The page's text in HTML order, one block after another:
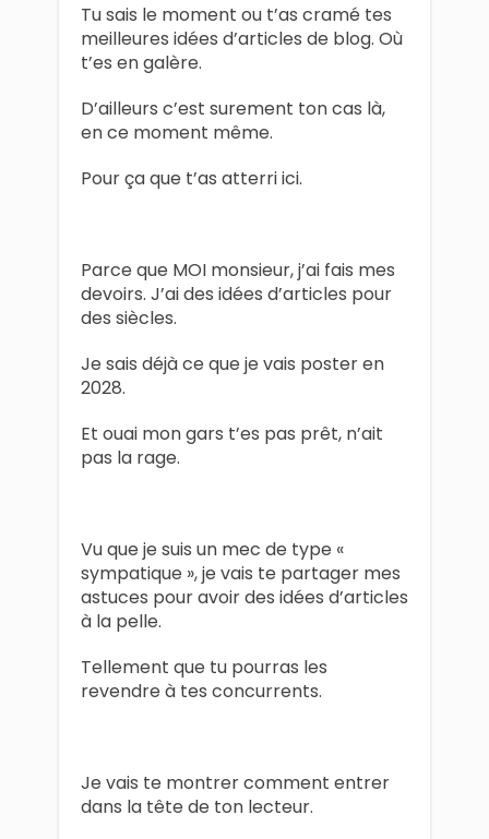
Tu sais le moment ou t’as cramé tes
meilleures idées d’articles de blog. Où
t’es en galère.
D’ailleurs c’est surement ton cas là,
en ce moment même.
Pour ça que t’as atterri ici.
Parce que MOI monsieur, j’ai fais mes
devoirs. J’ai des idées d’articles pour
des siècles.
Je sais déjà ce que je vais poster en
2028.
Et ouai mon gars t’es pas prêt, n’ait
pas la rage.
Vu que je suis un mec de type «
sympatique », je vais te partager mes
astuces pour avoir des idées d’articles
à la pelle.
Tellement que tu pourras les
revendre à tes concurrents.
Je vais te montrer comment entrer
dans la tête de ton lecteur.